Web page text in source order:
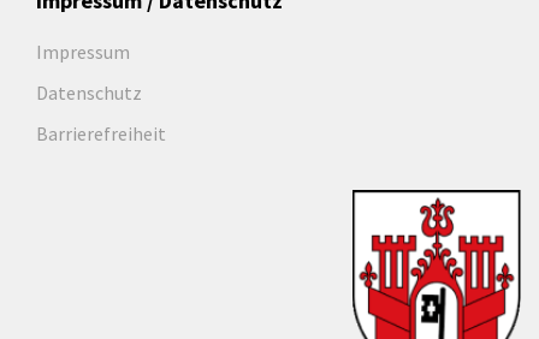
Impressum
Datenschutz
Barrierefreiheit